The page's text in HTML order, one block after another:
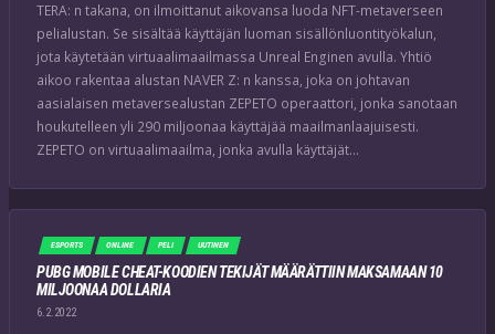
TERA: n takana, on ilmoittanut aikovansa luoda NFT-metaverseen
pelialustan. Se sisältää käyttäjän luoman sisällönluontityökalun,
jota käytetään virtuaalimaailmassa Unreal Enginen avulla. Yhtiö
aikoo rakentaa alustan NAVER Z: n kanssa, joka on johtavan
aasialaisen metaversealustan ZEPETO operaattori, jonka sanotaan
houkutelleen yli 290 miljoonaa käyttäjää maailmanlaajuisesti.
ZEPETO on virtuaalimaailma, jonka avulla käyttäjät…
ESPORTS ONLINE PELI UUTINEN
PUBG MOBILE CHEAT-KOODIEN TEKIJÄT MÄÄRÄTTIIN MAKSAMAAN 10
MILJOONAA DOLLARIA
6.2.2022